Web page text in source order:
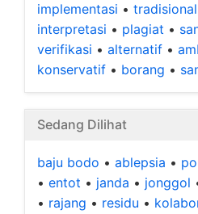
implementasi • tradisional
interpretasi • plagiat •
verifikasi • alternatif •
konservatif • borang •
Sedang Dilihat
baju bodo • ablepsia •
• entot • janda • jonggol
• rajang • residu •